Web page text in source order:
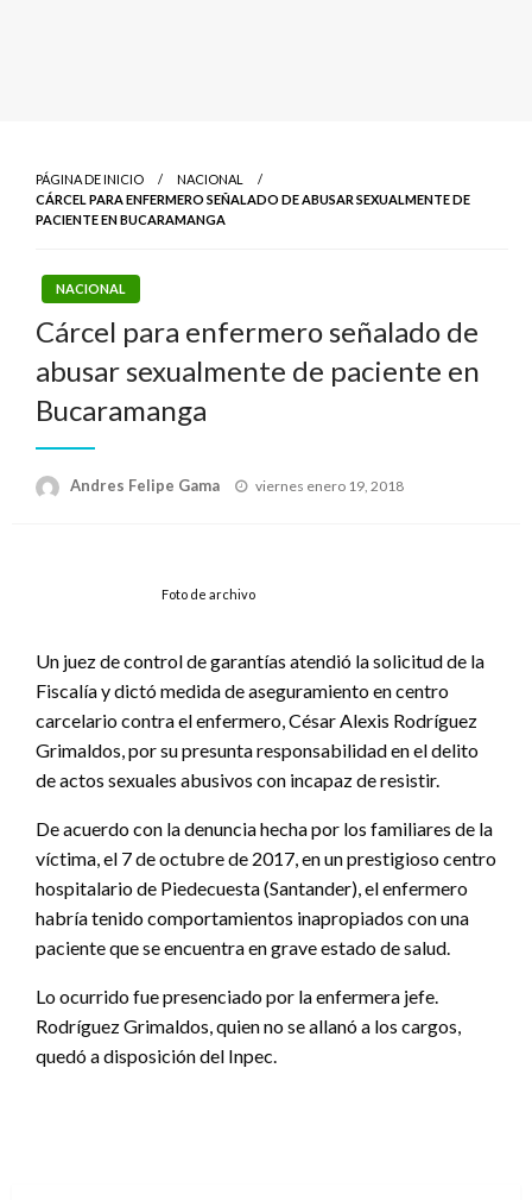
PÁGINA DE INICIO
NACIONAL
CÁRCEL PARA ENFERMERO SEÑALADO DE ABUSAR SEXUALMENTE DE
PACIENTE EN BUCARAMANGA
NACIONAL
Cárcel para enfermero señalado de
abusar sexualmente de paciente en
Bucaramanga
Andres Felipe Gama
Publicado
viernes enero 19, 2018
Foto de archivo
Un juez de control de garantías atendió la solicitud de la
Fiscalía y dictó medida de aseguramiento en centro
carcelario contra el enfermero, César Alexis Rodríguez
Grimaldos, por su presunta responsabilidad en el delito
de actos sexuales abusivos con incapaz de resistir.
De acuerdo con la denuncia hecha por los familiares de la
víctima, el 7 de octubre de 2017, en un prestigioso centro
hospitalario de Piedecuesta (Santander), el enfermero
habría tenido comportamientos inapropiados con una
paciente que se encuentra en grave estado de salud.
Lo ocurrido fue presenciado por la enfermera jefe.
Rodríguez Grimaldos, quien no se allanó a los cargos,
quedó a disposición del Inpec.